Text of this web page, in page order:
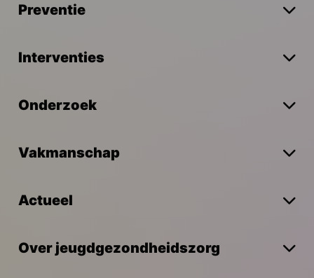
Preventie
Interventies
Onderzoek
Vakmanschap
Actueel
Over jeugdgezondheidszorg